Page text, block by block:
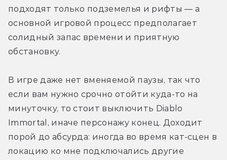
подходят только подземелья и рифты — а
основной игровой процесс предполагает
солидный запас времени и приятную
обстановку.
В игре даже нет вменяемой паузы, так что
если вам нужно срочно отойти куда-то на
минуточку, то стоит выключить Diablo
Immortal, иначе персонажу конец. Доходит
порой до абсурда: иногда во время кат-сцен в
локацию ко мне подключались другие